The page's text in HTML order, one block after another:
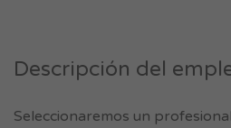
Descripción del
Seleccionaremos un